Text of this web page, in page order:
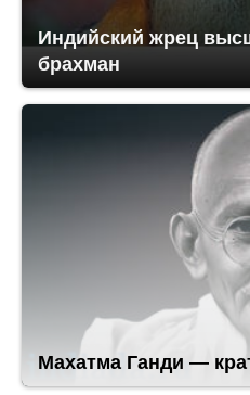
Индийский жрец
брахман
Махатма Ганди —